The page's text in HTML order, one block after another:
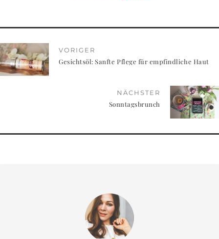
VORIGER
Gesichtsöl: Sanfte Pflege für empfindliche Haut
NÄCHSTER
Sonntagsbrunch